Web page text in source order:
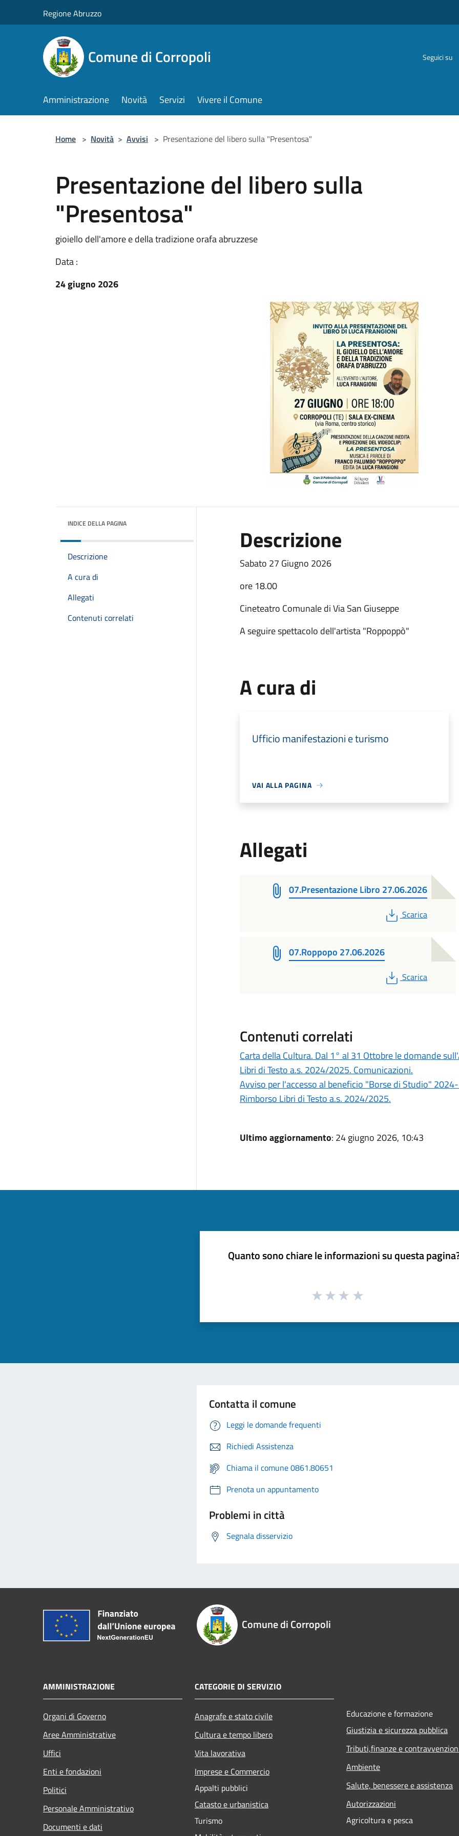
Regione Abruzzo
Comune di Corropoli Seguici su
Amministrazione Novità Servizi Vivere il Comune
Home > Novità > Avvisi > Presentazione del libero sulla "Presentosa"
Presentazione del libero sulla
"Presentosa"
gioiello dell'amore e della tradizione orafa abruzzese
Data :
24 giugno 2026
INDICE DELLA PAGINA
Descrizione
A cura di
Allegati
Contenuti correlati
Descrizione
Sabato 27 Giugno 2026
ore 18.00
Cineteatro Comunale di Via San Giuseppe
A seguire spettacolo dell'artista "Roppoppò"
A cura di
Ufficio manifestazioni e turismo
VAI ALLA PAGINA
Allegati
07.Presentazione Libro 27.06.2026
PDF
Scarica
07.Roppopo 27.06.2026
PDF
Scarica
Contenuti correlati
Carta della Cultura. Dal 1° al 31 Ottobre le domande
Libri di Testo a.s. 2024/2025. Comunicazioni.
Avviso per l'accesso al beneficio "Borse di Studio"
Rimborso Libri di Testo a.s. 2024/2025.
Ultimo aggiornamento: 24 giugno 2026, 10:43
Quanto sono chiare le informazioni su questa
Contatta il comune
Leggi le domande frequenti
Richiedi Assistenza
Chiama il comune 0861.80651
Prenota un appuntamento
Problemi in città
Segnala disservizio
Comune di Corropoli
AMMINISTRAZIONE
Organi di Governo
Aree Amministrative
Uffici
Enti e fondazioni
Politici
Personale Amministrativo
Documenti e dati
CATEGORIE DI SERVIZIO
Anagrafe e stato civile
Cultura e tempo libero
Vita lavorativa
Imprese e Commercio
Appalti pubblici
Catasto e urbanistica
Turismo
Educazione e formazione
Giustizia e sicurezza pubblica
Tributi,finanze e
Ambiente
Salute, benessere e assistenza
Autorizzazioni
Agricoltura e pesca